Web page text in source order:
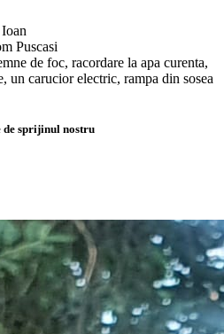
Puscasi
de foc, racordare la apa curenta,
un carucior electric, rampa din sosea
de sprijinul nostru